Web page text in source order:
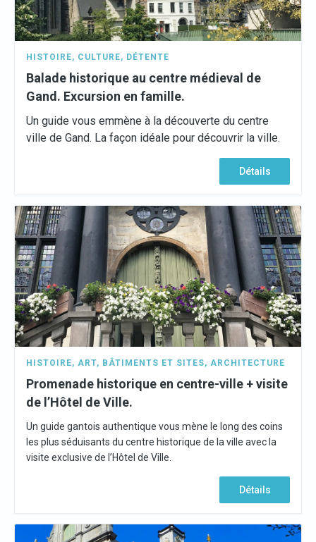
HISTOIRE, CULTURE, DÉTENTE
Balade historique au centre médieval de
Gand. Excursion en famille.
Un guide vous emmène à la découverte du centre
ville de Gand. La façon idéale pour découvrir la ville.
Détails
HISTOIRE, ART, BÂTIMENTS ET SITES, ARCHITECTURE
Promenade historique en centre-ville + visite
de l’Hôtel de Ville.
Un guide gantois authentique vous mène le long des coins
les plus séduisants du centre historique de la ville avec la
visite exclusive de l’Hôtel de Ville.
Détails